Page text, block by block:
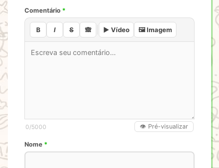
Comentário *
B I S 🙈 ▶️ Vídeo 🖼️ Imagem
0/5000 👁️ Pré-visualizar
Nome *